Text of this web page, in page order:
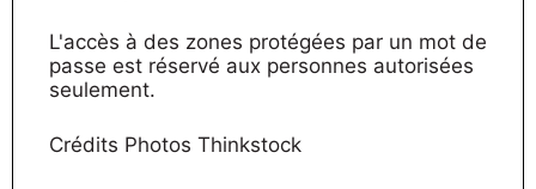
L'accès à des zones protégées par un mot de
passe est réservé aux personnes autorisées
seulement.
Crédits Photos Thinkstock